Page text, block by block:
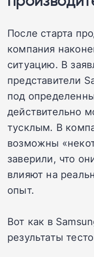
После старта
компания
ситуацию. В
представители
под
действительно
тусклым. В
возможны
заверили, что
влияют на
опыт.
Вот как в
результаты